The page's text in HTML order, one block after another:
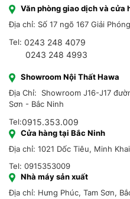
Văn phòng giao dịch và cửa
Địa chỉ: Số 17 ngõ 167 Giải
Tel: 0243 248 4079
0243 248 4993
Showroom Nội Thất Hawa
Địa Chỉ: Showroom J16-J17
Sơn - Bắc Ninh
Tel:0915.353.009
Cửa hàng tại Bắc Ninh
Địa chỉ: 1021 Dốc Tiêu, Minh
Tel: 0915353009
Nhà máy sản xuất
Địa chỉ: Hưng Phúc, Tam Sơn,